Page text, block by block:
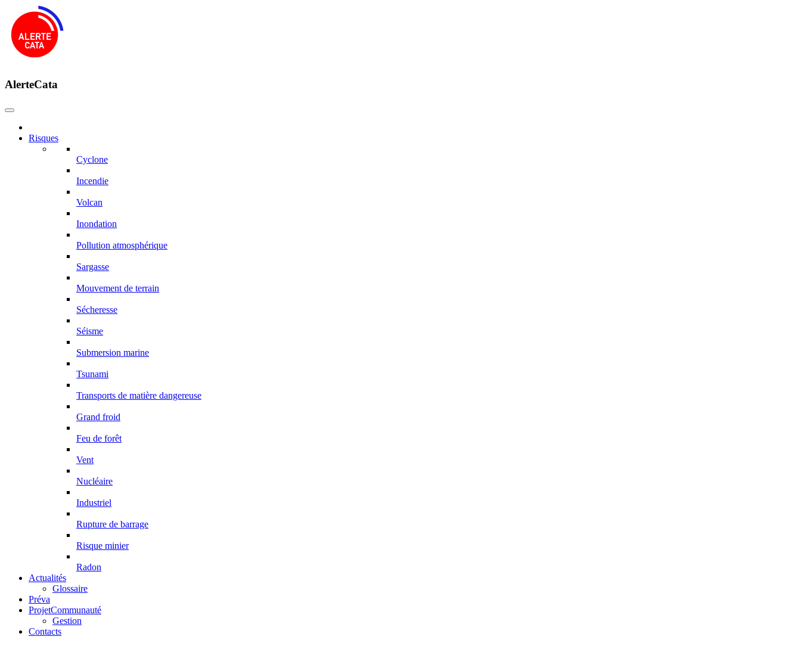
AlerteCata
Risques
Cyclone
Incendie
Volcan
Inondation
Pollution atmosphérique
Sargasse
Mouvement de terrain
Sécheresse
Séisme
Submersion marine
Tsunami
Transports de matière dangereuse
Grand froid
Feu de forêt
Vent
Nucléaire
Industriel
Rupture de barrage
Risque minier
Radon
Actualités
Glossaire
Préva
ProjetCommunauté
Gestion
Contacts